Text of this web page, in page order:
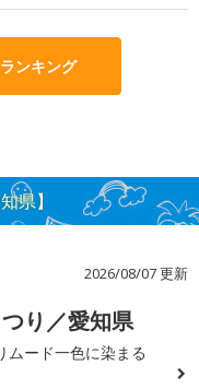
ンキング
県】
2026/08/07 更新
り／愛知県
ムード一色に染まる